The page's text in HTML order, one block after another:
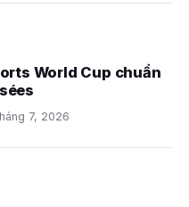
World Cup chuẩn
7, 2026